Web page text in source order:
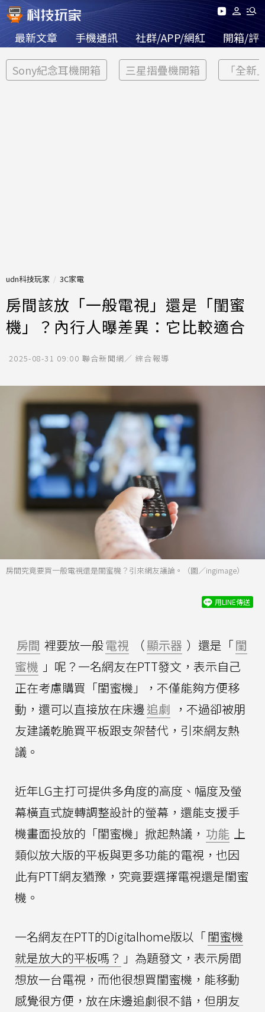
最新文章 手機通訊 社群/APP/網紅 開箱/評
Sony紀念耳機開箱 三星摺疊機開箱 「全新
udn科技玩家 3C家電
房間該放「一般電視」還是「閨蜜
機」？內行人曝差異：它比較適合
2025-08-31 09:00 聯合新聞網／ 綜合報導
房間究竟要買一般電視還是閨蜜機？引來網友議論。（圖／ingimage）
用LINE傳送
房間 裡要放一般電視 （顯示器 ）還是「閨
蜜機 」呢？一名網友在PTT發文，表示自己
正在考慮購買「閨蜜機」，不僅能夠方便移
動，還可以直接放在床邊追劇 ，不過卻被朋
友建議乾脆買平板跟支架替代，引來網友熱
議。
近年LG主打可提供多角度的高度、幅度及螢
幕橫直式旋轉調整設計的螢幕，還能支援手
機畫面投放的「閨蜜機」掀起熱議， 功能 上
類似放大版的平板與更多功能的電視，也因
此有PTT網友猶豫，究竟要選擇電視還是閨蜜
機。
一名網友在PTT的Digitalhome版以「閨蜜機
就是放大的平板嗎？ 」為題發文，表示房間
想放一台電視，而他很想買閨蜜機，能移動
感覺很方便，放在床邊追劇很不錯，但朋友